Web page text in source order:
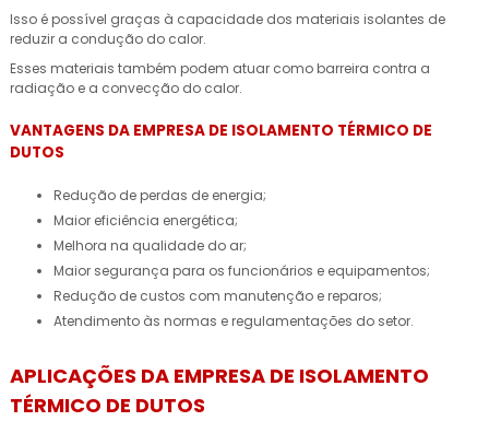
Isso é possível graças à capacidade dos materiais isolantes de
reduzir a condução do calor.
Esses materiais também podem atuar como barreira contra a
radiação e a convecção do calor.
VANTAGENS DA EMPRESA DE ISOLAMENTO TÉRMICO DE
DUTOS
Redução de perdas de energia;
Maior eficiência energética;
Melhora na qualidade do ar;
Maior segurança para os funcionários e equipamentos;
Redução de custos com manutenção e reparos;
Atendimento às normas e regulamentações do setor.
APLICAÇÕES DA EMPRESA DE ISOLAMENTO
TÉRMICO DE DUTOS